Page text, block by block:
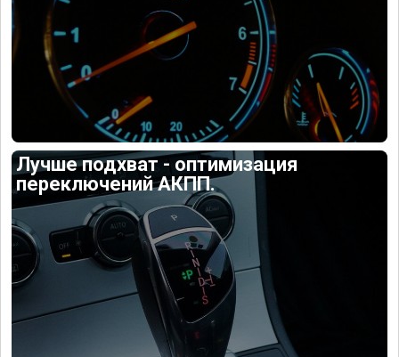
Лучше подхват - оптимизация
переключений АКПП.